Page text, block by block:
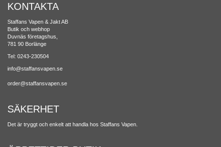
KONTAKTA
Staffans Vapen & Jakt AB
Butik och webhop
Duvnäs företagshus,
781 90 Borlänge
Tel: 0243-230504
info@staffansvapen.se
order@staffansvapen.se
SÄKERHET
Det är tryggt och enkelt att handla hos Staffans Vapen.